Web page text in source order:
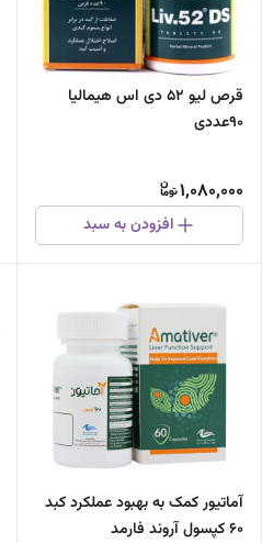
قرص لیو 52 دی اس هیمالیا
90عددی
1,080,000
افزودن به سبد
آماتیور کمک به بهبود عملکرد کبد
60 کپسول آروند فارمد